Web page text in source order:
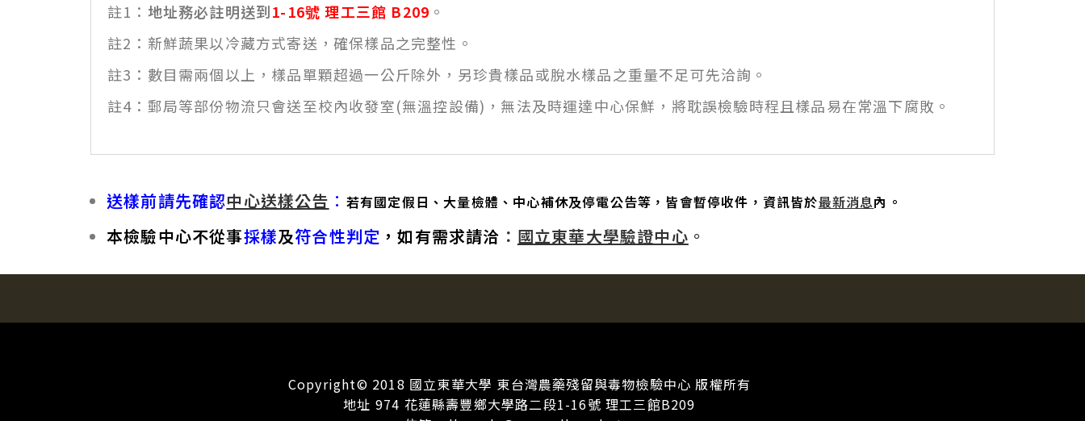
註1： 地址務必註明送到1-16號 理工三館 B209 。
註2：新鮮蔬果以冷藏方式寄送，確保樣品之完整性。
註3：數目需兩個以上，樣品單顆超過一公斤除外，另珍貴樣品或脫水樣品之重量不足可先洽詢。
註4：郵局等部份物流只會送至校內收發室(無溫控設備)，無法及時運達中心保鮮，將耽誤檢驗時程且樣品易在常溫下腐敗。
送樣前請先確認中心送樣公告 ： 若有國定假日、大量檢體、中心補休及停電公告等，皆會暫停收件，資訊皆於最新消息內。
本檢驗中心不從事採樣及符合性判定 ，如有需求請洽 ： 國立東華大學驗證中心 。
Copyright© 2018 國立東華大學 東台灣農藥殘留與毒物檢驗中心 版權所有
地址 974 花蓮縣壽豐鄉大學路二段1-16號 理工三館B209